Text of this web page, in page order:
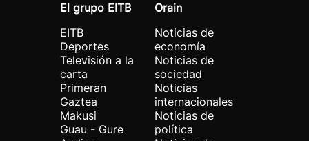
El grupo EITB
EITB
Deportes
Televisión a la
carta
Primeran
Gaztea
Makusi
Guau - Gure
Orain
Noticias de
economía
Noticias de
sociedad
Noticias
internacionales
Noticias de
política